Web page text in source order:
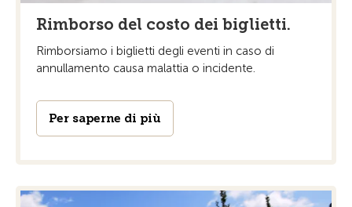
Rimborso del costo dei biglietti.
Rimborsiamo i biglietti degli eventi in caso di
annullamento causa malattia o incidente.
Per saperne di più